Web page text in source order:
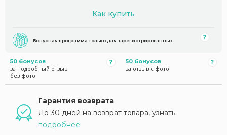
Как купить
Бонусная программа только для зарегистрированных
50 бонусов
за подробный отзыв
без фото
50 бонусов
за отзыв с фото
Гарантия возврата
До 30 дней на возврат товара, узнать
подробнее